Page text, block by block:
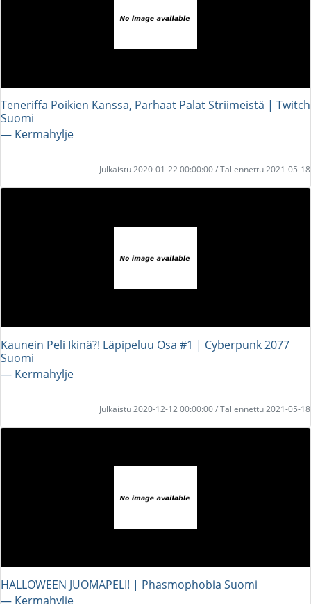
Teneriffa Poikien Kanssa, Parhaat Palat Striimeistä | Twitch
Suomi
― Kermahylje
Julkaistu 2020-01-22 00:00:00 / Tallennettu 2021-05-18
Kaunein Peli Ikinä?! Läpipeluu Osa #1 | Cyberpunk 2077
Suomi
― Kermahylje
Julkaistu 2020-12-12 00:00:00 / Tallennettu 2021-05-18
HALLOWEEN JUOMAPELI! | Phasmophobia Suomi
― Kermahylje